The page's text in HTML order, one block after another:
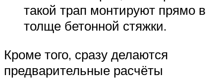
такой трап монтируют прямо в
толще бетонной стяжки.
Кроме того, сразу делаются
предварительные расчёты